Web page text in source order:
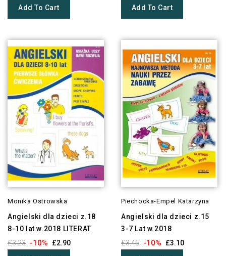
Add To Cart Add To Cart
Monika Ostrowska
Angielski dla dzieci z.18
8-10 lat w.2018 LITERAT
£3.23 -10% £2.90
Piechocka-Empel Katarzyna
Angielski dla dzieci z.15
3-7 Lat w.2018
£3.45 -10% £3.10